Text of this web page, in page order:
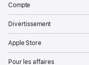
I
H
Compte
Divertissement
Apple Store
Pour les affaires